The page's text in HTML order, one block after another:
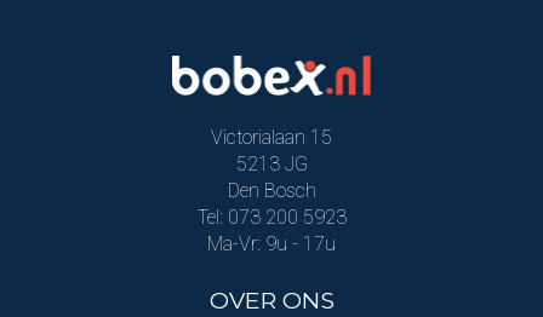
Victorialaan 15
5213 JG
Den Bosch
Tel: 073 200 5923
Ma-Vr: 9u - 17u
OVER ONS